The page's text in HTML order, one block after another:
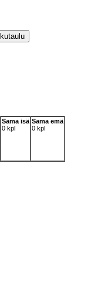
Sama isä
0 kpl
Sama emä
0 kpl